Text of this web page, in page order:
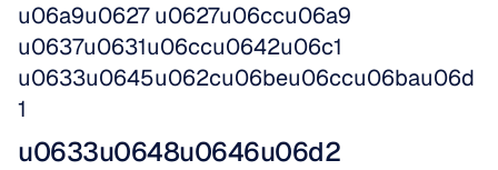
u06a9u0627 u0627u06ccu06a9
u0637u0631u06ccu0642u06c1
u0633u0645u062cu06beu06ccu06bau06d
1
u0633u0648u0646u06d2